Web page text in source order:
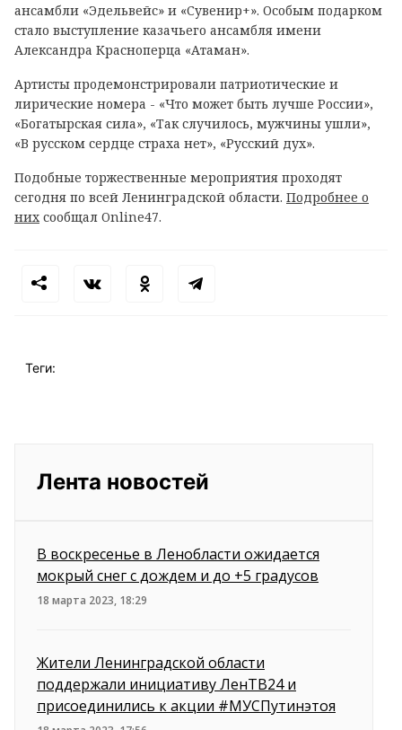
ансамбли «Эдельвейс» и «Сувенир+». Особым подарком
стало выступление казачьего ансамбля имени
Александра Красноперца «Атаман».
Артисты продемонстрировали патриотические и
лирические номера - «Что может быть лучше России»,
«Богатырская сила», «Так случилось, мужчины ушли»,
«В русском сердце страха нет», «Русский дух».
Подобные торжественные мероприятия проходят
сегодня по всей Ленинградской области. Подробнее о
них сообщал Online47.
Теги:
Лента новостей
В воскресенье в Ленобласти ожидается
мокрый снег с дождем и до +5 градусов
18 марта 2023, 18:29
Жители Ленинградской области
поддержали инициативу ЛенТВ24 и
присоединились к акции #МУСПутинэтоя